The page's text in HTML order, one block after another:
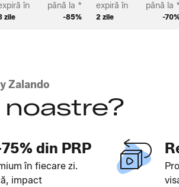
în
zile
până la *
-85%
expiră în
2 zile
până la
-
Zalando
din PRP
în fiecare zi.
impact